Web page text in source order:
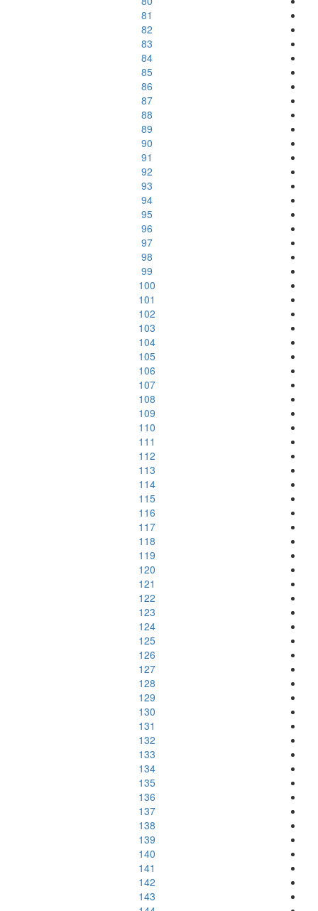
81
82
83
84
85
86
87
88
89
90
91
92
93
94
95
96
97
98
99
100
101
102
103
104
105
106
107
108
109
110
111
112
113
114
115
116
117
118
119
120
121
122
123
124
125
126
127
128
129
130
131
132
133
134
135
136
137
138
139
140
141
142
143